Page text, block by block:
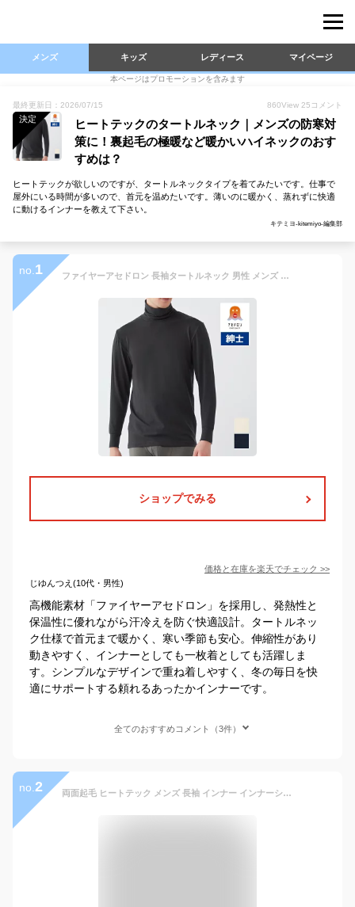
メンズ キッズ レディース マイページ
本ページはプロモーションを含みます
最終更新日：2026/07/15 860View 25 コメント
決定
ヒートテックのタートルネック｜メンズの防寒対
策に！裏起毛の極暖など暖かいハイネックのおす
すめは？
ヒートテックが欲しいのですが、タートルネックタイプを着てみたいです。仕事で
屋外にいる時間が多いので、首元を温めたいです。薄いのに暖かく、蒸れずに快適
に動けるインナーを教えて下さい。
キテミヨ-kitemiyo-編集部
no. 1 ファイヤーアセドロン 長袖タートルネック 男性 メンズ グンゼ GUNZE | ロンt ハイネック インナーシャツ インナー 冬 ヒートテック 汗冷え防止 カットソー ロングスリーブ 長袖 あったかインナー ロングtシャツ 汗対策 ヒートインナー 発熱 暖かい アセドロン 防寒 温かい
ショップでみる
価格と在庫を楽天でチェック >>
じゆんつえ(10代・男性)
高機能素材「ファイヤーアセドロン」を採用し、発熱性と
保温性に優れながら汗冷えを防ぐ快適設計。タートルネッ
ク仕様で首元まで暖かく、寒い季節も安心。伸縮性があり
動きやすく、インナーとしても一枚着としても活躍しま
す。シンプルなデザインで重ね着しやすく、冬の毎日を快
適にサポートする頼れるあったかインナーです。
全てのおすすめコメント（3件）
no. 2 両面起毛 ヒートテック メンズ 長袖 インナー インナーシャツ 防寒着 防寒 肌着 あったか ヒートインナー あったかインナー ロンT Tシャツ カットソー タートルネック ハイネック 秋冬 裏起毛 保温 極暖 吸湿発熱 インナー ストレッチ 大きいサイズ 無地 送料無料